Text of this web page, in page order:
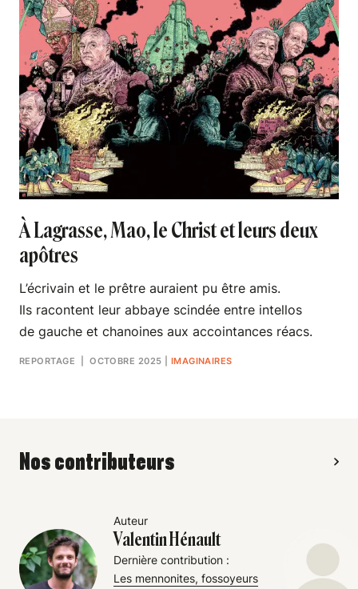
À Lagrasse, Mao, le Christ et leurs deux
apôtres
L’écrivain et le prêtre auraient pu être amis.
Ils racontent leur abbaye scindée entre intellos
de gauche et chanoines aux accointances réacs.
REPORTAGE | OCTOBRE 2025 IMAGINAIRES
Nos contributeurs
Auteur
Valentin Hénault
Dernière contribution :
Les mennonites, fossoyeurs